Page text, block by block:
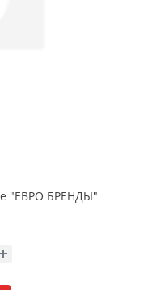
"ЕВРО БРЕНДЫ"